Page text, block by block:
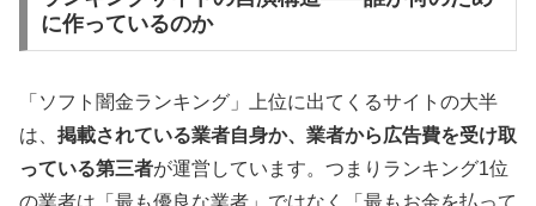
に作っているのか
「ソフト闇金ランキング」上位に出てくるサイトの大半
は、 掲載されている業者自身か、業者から広告費を受け取
っている第三者が運営しています。つまりランキング1位
の業者は「最も優良な業者」ではなく「最もお金を払って